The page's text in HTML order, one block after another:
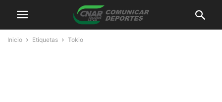
Inicio Etiquetas Tokio